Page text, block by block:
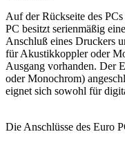
Auf der Rückseite des
PC besitzt serienmäßig
Anschluß eines Druckers
für Akustikkoppler oder
Ausgang vorhanden. Der
oder Monochrom)
eignet sich sowohl für
Die Anschlüsse des Euro